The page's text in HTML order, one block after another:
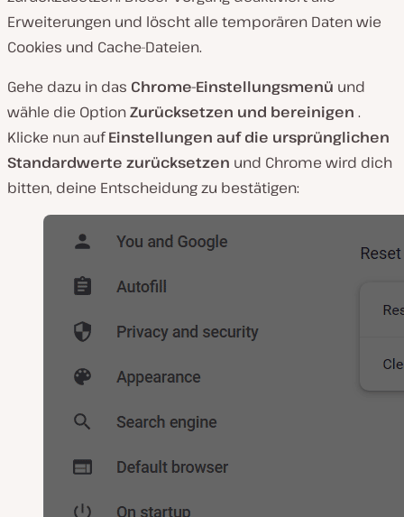
Erweiterungen und löscht alle temporären Daten wie
Cookies und Cache-Dateien.
Gehe dazu in das Chrome-Einstellungsmenü und
wähle die OptionZurücksetzen und bereinigen .
Klicke nun aufEinstellungen auf die ursprünglichen
Standardwerte zurücksetzen und Chrome wird dich
bitten, deine Entscheidung zu bestätigen: